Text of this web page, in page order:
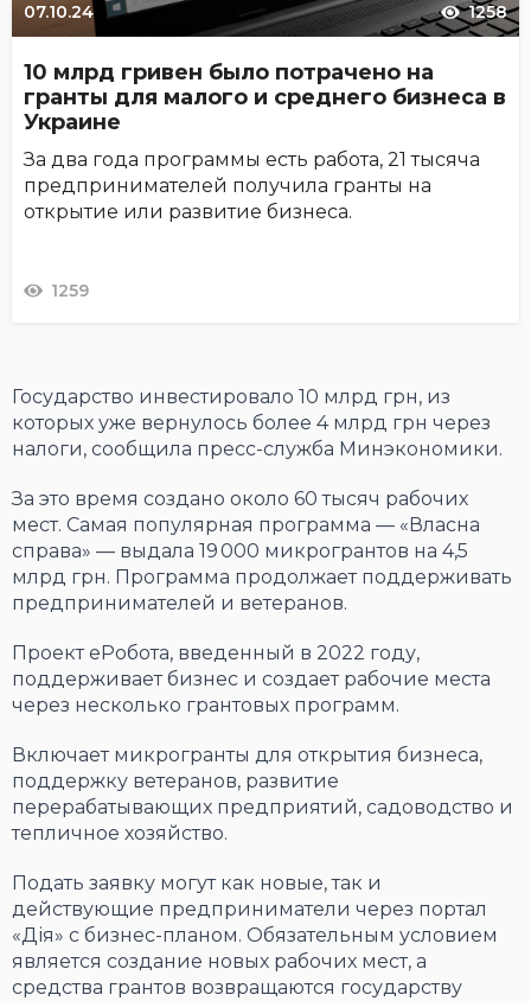
07.10.24 1258
10 млрд гривен было потрачено на
гранты для малого и среднего бизнеса в
Украине
За два года программы есть работа, 21 тысяча
предпринимателей получила гранты на
открытие или развитие бизнеса.
1259
Государство инвестировало 10 млрд грн, из
которых уже вернулось более 4 млрд грн через
налоги, сообщила пресс-служба Минэкономики.
За это время создано около 60 тысяч рабочих
мест. Самая популярная программа — «Власна
справа» — выдала 19 000 микрогрантов на 4,5
млрд грн. Программа продолжает поддерживать
предпринимателей и ветеранов.
Проект еРобота, введенный в 2022 году,
поддерживает бизнес и создает рабочие места
через несколько грантовых программ.
Включает микрогранты для открытия бизнеса,
поддержку ветеранов, развитие
перерабатывающих предприятий, садоводство и
тепличное хозяйство.
Подать заявку могут как новые, так и
действующие предприниматели через портал
«Дія» с бизнес-планом. Обязательным условием
является создание новых рабочих мест, а
средства грантов возвращаются государству